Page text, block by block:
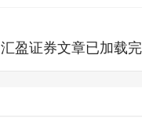
汇盈证券文章已加载